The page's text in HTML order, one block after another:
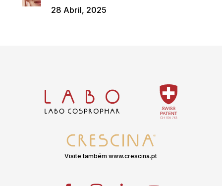
28 Abril, 2025
Visite também www.crescina.pt